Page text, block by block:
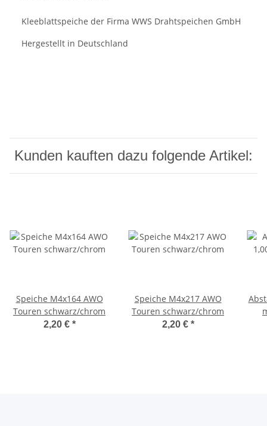
Kleeblattspeiche der Firma WWS Drahtspeichen GmbH
Hergestellt in Deutschland
Kunden kauften dazu folgende Artikel:
Speiche M4x164 AWO
Touren schwarz/chrom
2,20 € *
Speiche M4x217 AWO
Touren schwarz/chrom
2,20 € *